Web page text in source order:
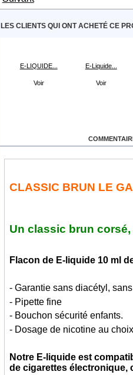
LES CLIENTS QUI ONT ACHETÉ CE
E-LIQUIDE...
Voir
E-Liquide...
Voir
CLASSIC BRUN LE
Un classic brun
Flacon de E-liquide 10 ml
- Garantie sans diacétyl,
- Pipette fine
- Bouchon sécurité enfants.
- Dosage de nicotine au
Notre E-liquide est
de cigarettes électronique,